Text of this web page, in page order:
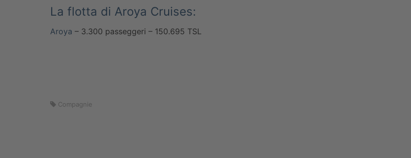
La flotta di Aroya Cruises:
Aroya – 3.300 passeggeri – 150.695 TSL
Compagnie